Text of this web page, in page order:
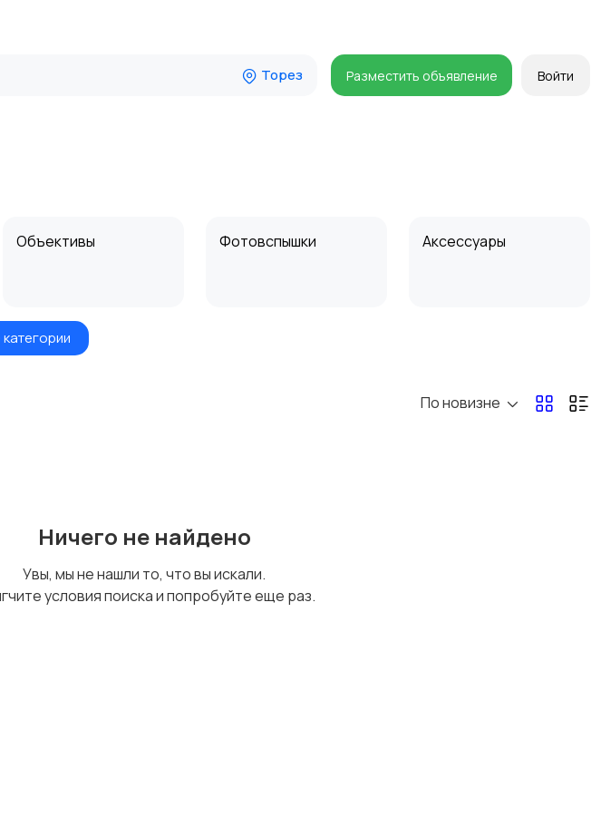
Торез Разместить объявление Войти
Объективы Фотовспышки Аксессуары
Компактные
По новизне
Ничего не найдено
Увы, мы не нашли то, что вы искали.
условия поиска и попробуйте еще раз.